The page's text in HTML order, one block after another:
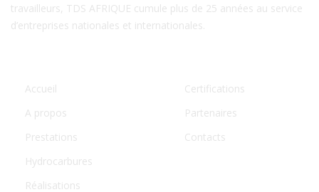
travailleurs, TDS AFRIQUE cumule plus de 25 années au service
d’entreprises nationales et internationales.
Accueil
A propos
Prestations
Hydrocarbures
Réalisations
Certifications
Partenaires
Contacts